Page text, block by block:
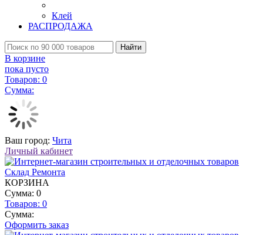
Клей
РАСПРОДАЖА
Найти
В корзине
пока пусто
Товаров: 0
Сумма:
Ваш город: Чита
Личный кабинет
КОРЗИНА
Сумма: 0
Товаров: 0
Сумма:
Оформить заказ